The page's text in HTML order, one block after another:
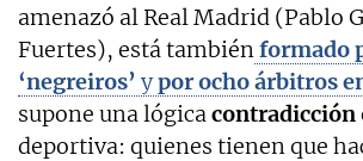
amenazó al Real Madrid (Pablo
Fuertes), está tambiénformado
‘negreiros’ ypor ocho árbitros
supone una lógicacontradicción
deportiva: quienes tienen que